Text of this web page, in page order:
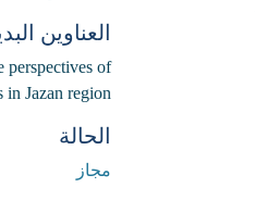
العناوين
perspectives of
in Jazan region
الحالة
مجاز